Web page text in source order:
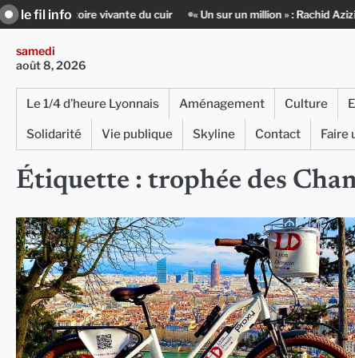
Skip
to
content
le fil infovivante du cuir « Un sur un million » : Rachid Azizi,
samedi
août 8, 2026
Le 1/4 d’heure Lyonnais Aménagement Culture
Solidarité
Vie publique Skyline Contact Faire
Étiquette : trophée des